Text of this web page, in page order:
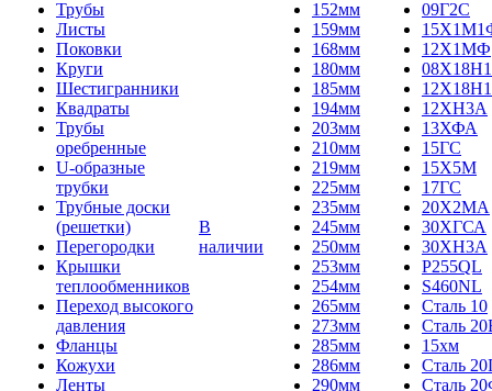
Трубы
Листы
Поковки
Круги
Шестигранники
Квадраты
Трубы
оребренные
U-образные
трубки
Трубные доски
(решетки)
Перегородки
Крышки
теплообменников
Переход высокого
давления
Фланцы
Кожухи
Ленты
В
наличии
152мм
159мм
168мм
180мм
185мм
194мм
203мм
210мм
219мм
225мм
235мм
245мм
250мм
253мм
254мм
265мм
273мм
285мм
286мм
290мм
09Г2С
12Х1МФ
12ХН3А
13ХФА
15ГС
15Х5М
17ГС
20Х2МА
30ХГСА
30ХН3А
P255QL
S460NL
Сталь 10
Сталь
15хм
Сталь
Сталь